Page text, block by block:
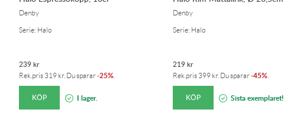
Denby
Serie: Halo
239kr
Rek.pris 319 kr. Du sparar-25%
KÖP I lager.
Denby
Serie: Halo
219kr
Rek.pris 399 kr. Du sparar-45%
KÖP Sista exemplaret!